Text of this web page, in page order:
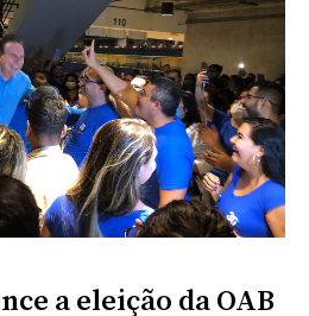
a eleição da OAB